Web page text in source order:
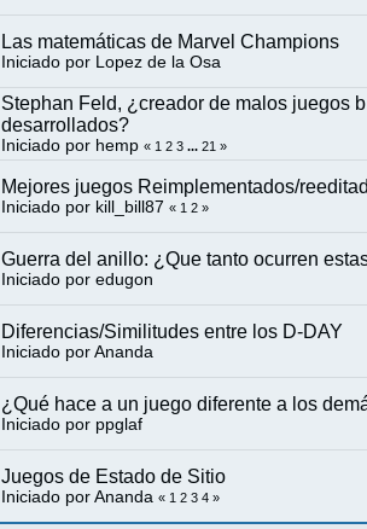
Las matemáticas de Marvel Champions
Iniciado por Lopez de la Osa
Stephan Feld, ¿creador de malos juegos
desarrollados?
Iniciado por hemp « 1 2 3 ... 21 »
Mejores juegos Reimplementados/
Iniciado por kill_bill87 « 1 2 »
Guerra del anillo: ¿Que tanto ocurren
Iniciado por edugon
Diferencias/Similitudes entre los D-DAY
Iniciado por Ananda
¿Qué hace a un juego diferente a los
Iniciado por ppglaf
Juegos de Estado de Sitio
Iniciado por Ananda « 1 2 3 4 »